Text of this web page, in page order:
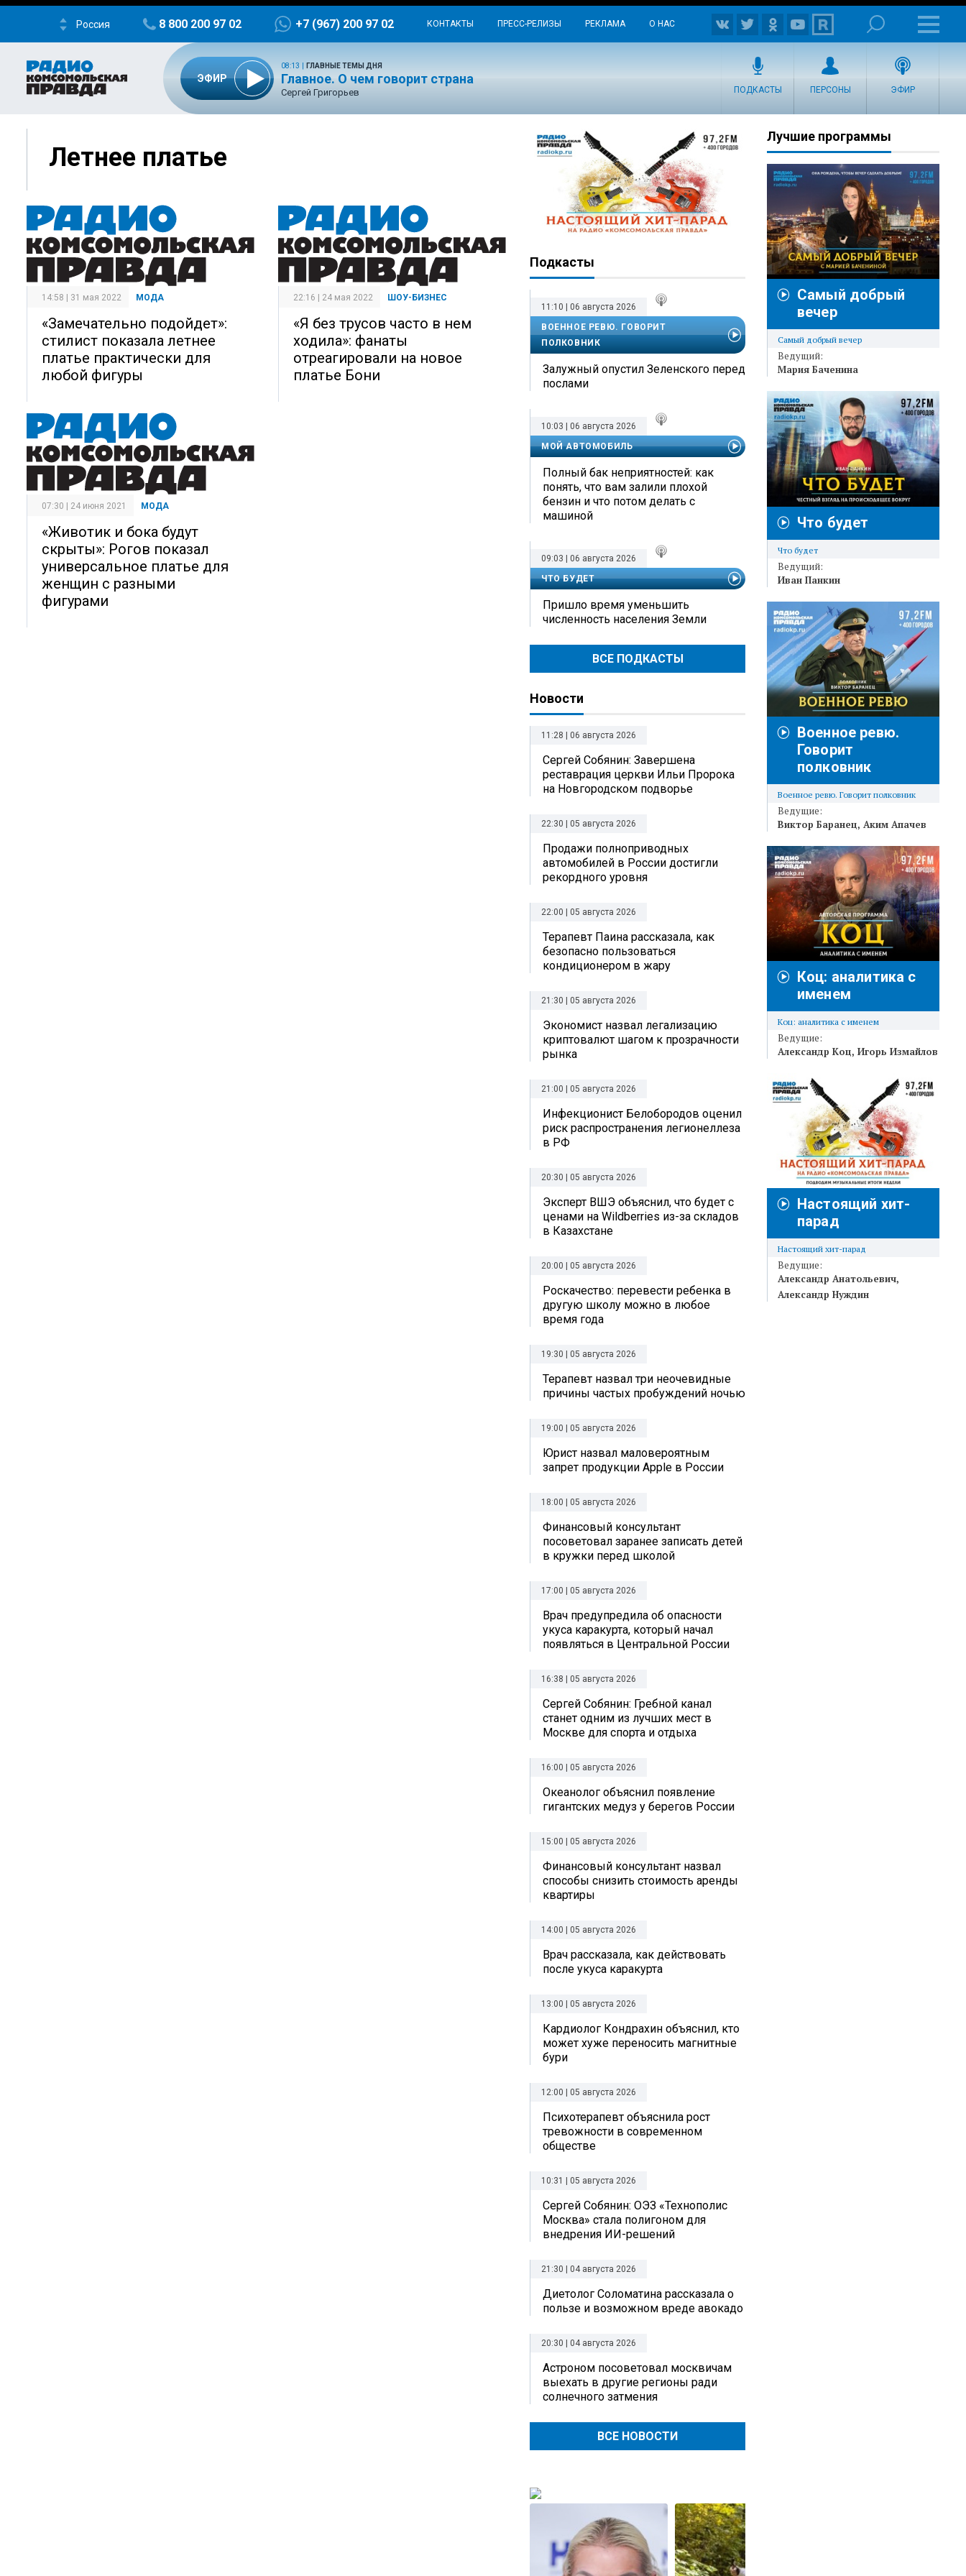
Россия 8 800 200 97 02 +7 (967) 200 97 02 КОНТАКТЫ ПРЕСС-РЕЛИЗЫ РЕКЛАМА О НАС
ЭФИР
08:13 ГЛАВНЫЕ ТЕМЫ ДНЯ
Главное. О чем говорит страна
Сергей Григорьев ПОДКАСТЫ ПЕРСОНЫ ЭФИР
Летнее платье
14:58 | 31 мая 2022 МОДА
«Замечательно подойдет»:
стилист показала летнее
платье практически для
любой фигуры
22:16 | 24 мая 2022 ШОУ-БИЗНЕС
«Я без трусов часто в нем
ходила»: фанаты
отреагировали на новое
платье Бони
07:30 | 24 июня 2021 МОДА
«Животик и бока будут
скрыты»: Рогов показал
универсальное платье для
женщин с разными
фигурами
Подкасты
11:10 | 06 августа 2026
ВОЕННОЕ РЕВЮ. ГОВОРИТ
ПОЛКОВНИК
Залужный опустил Зеленского перед
послами
10:03 | 06 августа 2026
МОЙ АВТОМОБИЛЬ
Полный бак неприятностей: как
понять, что вам залили плохой
бензин и что потом делать с
машиной
09:03 | 06 августа 2026
ЧТО БУДЕТ
Пришло время уменьшить
численность населения Земли
ВСЕ ПОДКАСТЫ
Новости
11:28 | 06 августа 2026
Сергей Собянин: Завершена
реставрация церкви Ильи Пророка
на Новгородском подворье
22:30 | 05 августа 2026
Продажи полноприводных
автомобилей в России достигли
рекордного уровня
22:00 | 05 августа 2026
Терапевт Паина рассказала, как
безопасно пользоваться
кондиционером в жару
21:30 | 05 августа 2026
Экономист назвал легализацию
криптовалют шагом к прозрачности
рынка
21:00 | 05 августа 2026
Инфекционист Белобородов оценил
риск распространения легионеллеза
в РФ
20:30 | 05 августа 2026
Эксперт ВШЭ объяснил, что будет с
ценами на Wildberries из-за складов
в Казахстане
20:00 | 05 августа 2026
Роскачество: перевести ребенка в
другую школу можно в любое
время года
19:30 | 05 августа 2026
Терапевт назвал три неочевидные
причины частых пробуждений ночью
19:00 | 05 августа 2026
Юрист назвал маловероятным
запрет продукции Apple в России
18:00 | 05 августа 2026
Финансовый консультант
посоветовал заранее записать детей
в кружки перед школой
17:00 | 05 августа 2026
Врач предупредила об опасности
укуса каракурта, который начал
появляться в Центральной России
16:38 | 05 августа 2026
Сергей Собянин: Гребной канал
станет одним из лучших мест в
Москве для спорта и отдыха
16:00 | 05 августа 2026
Океанолог объяснил появление
гигантских медуз у берегов России
15:00 | 05 августа 2026
Финансовый консультант назвал
способы снизить стоимость аренды
квартиры
14:00 | 05 августа 2026
Врач рассказала, как действовать
после укуса каракурта
13:00 | 05 августа 2026
Кардиолог Кондрахин объяснил, кто
может хуже переносить магнитные
бури
12:00 | 05 августа 2026
Психотерапевт объяснила рост
тревожности в современном
обществе
10:31 | 05 августа 2026
Сергей Собянин: ОЭЗ «Технополис
Москва» стала полигоном для
внедрения ИИ-решений
21:30 | 04 августа 2026
Диетолог Соломатина рассказала о
пользе и возможном вреде авокадо
20:30 | 04 августа 2026
Астроном посоветовал москвичам
выехать в другие регионы ради
солнечного затмения
ВСЕ НОВОСТИ
Лучшие программы
Самый добрый
вечер
Самый добрый вечер
Ведущий:
Мария Баченина
Что будет
Что будет
Ведущий:
Иван Панкин
Военное ревю.
Говорит
полковник
Военное ревю. Говорит полковник
Ведущие:
Виктор Баранец Аким Апачев
Коц: аналитика с
именем
Коц: аналитика с именем
Ведущие:
Александр Коц Игорь Измайлов
Настоящий хит-
парад
Настоящий хит-парад
Ведущие:
Александр Анатольевич
Александр Нуждин